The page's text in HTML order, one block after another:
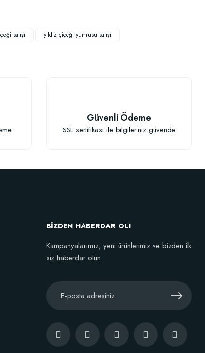
satışı
yıldız çiçeği yumrusu satışı
Güvenli Ödeme
SSL sertifikası ile bilgileriniz güvende
BİZDEN HABERDAR OL!
Kampanyalarımız, yeni ürünlerimiz ve bizden ilk
siz haberdar olun.